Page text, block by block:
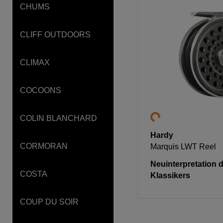
CHUMS
CLIFF OUTDOORS
CLIMAX
COCOONS
COLIN BLANCHARD
CORMORAN
COSTA
COUP DU SOIR
Hardy
Marquis LWT Reel
Neuinterpretation
Klassikers